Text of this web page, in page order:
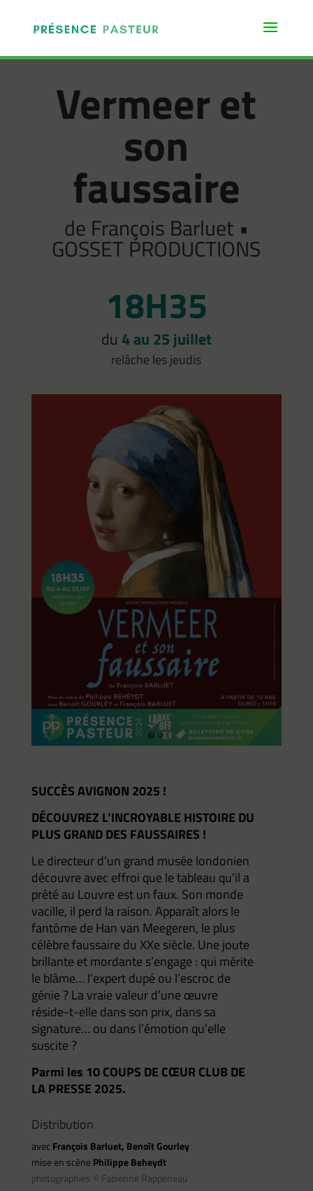
Vermeer et
son
faussaire
de François Barluet •
GOSSET PRODUCTIONS
18H35
du 4 au 25 juillet
relâche les jeudis
SUCCÈS AVIGNON 2025 !
DÉCOUVREZ L’INCROYABLE HISTOIRE DU
PLUS GRAND DES FAUSSAIRES !
Le directeur d’un grand musée londonien
découvre avec effroi que le tableau qu’il a
prêté au Louvre est un faux. Son monde
vacille, il perd la raison. Apparaît alors le
fantôme de Han van Meegeren, le plus
célèbre faussaire du XXe siècle. Une joute
brillante et mordante s’engage : qui mérite
le blâme… l’expert dupé ou l’escroc de
génie ? La vraie valeur d’une œuvre
réside-t-elle dans son prix, dans sa
signature… ou dans l’émotion qu’elle
suscite ?
Parmi les 10 COUPS DE CŒUR CLUB DE
LA PRESSE 2025.
Distribution
avecFrançois Barluet, Benoît Gourley
mise en scènePhilippe Beheydt
photographies © Fabienne Rappeneau